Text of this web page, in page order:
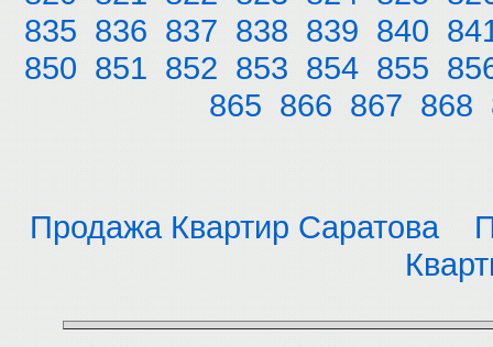
835 836 837 838 839 840
850 851 852 853 854 855
865 866 867 868
Продажа Квартир Саратова